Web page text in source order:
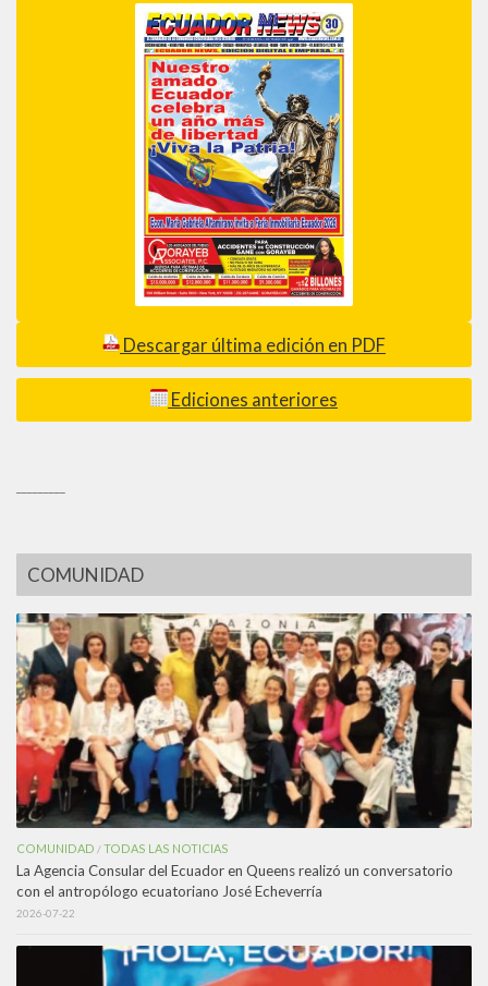
Descargar última edición en PDF
Ediciones anteriores
COMUNIDAD
COMUNIDAD /TODAS LAS NOTICIAS
La Agencia Consular del Ecuador en Queens realizó un conversatorio
con el antropólogo ecuatoriano José Echeverría
2026-07-22